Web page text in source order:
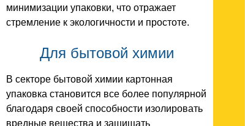
минимизации упаковки, что отражает
стремление к экологичности и простоте.
Для бытовой химии
В секторе бытовой химии картонная
упаковка становится все более популярной
благодаря своей способности изолировать
вредные вещества и защищать